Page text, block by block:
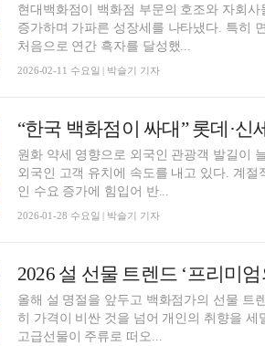
현대백화점이 백화점 부문의 호조와 자회
증가하며 가파른 성장세를 나타냈다. 특히
처음으로 연간 흑자를 달성했...
2026-02-11 수요일 | 박슬기 기자
원화 약세 영향으로 외국인 관광객 발길이
외국인 고객 유치에 속도를 내고 있다. 계
인 수요 증가에 힘입어 반...
2026-01-28 수요일 | 박슬기 기자
올해 설 명절을 앞두고 백화점가의 선물 트
히 가격이 비싼 것을 넘어 개인의 취향을 세
고급선물이 주류로 떠오...